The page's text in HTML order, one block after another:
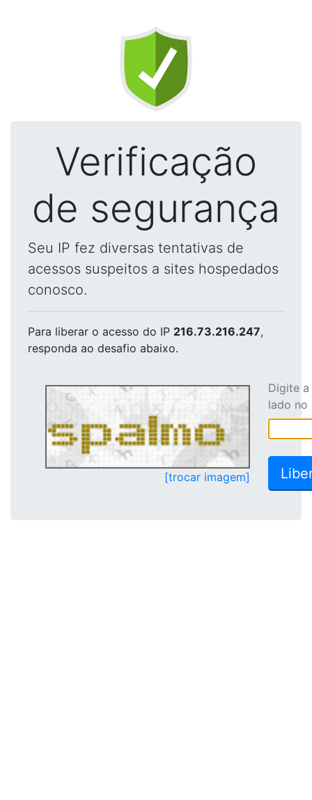
Verificação
de segurança
Seu IP fez diversas tentativas de
acessos suspeitos a sites hospedados
conosco.
Para liberar o acesso do IP 216.73.216.247,
responda ao desafio abaixo.
[trocar imagem]
Digite
lado no